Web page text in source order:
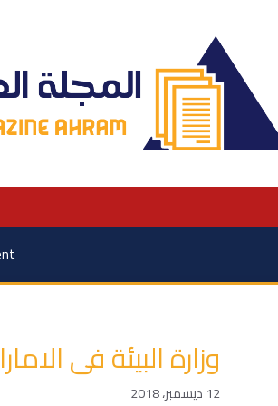
وزارة البيئة فى
12 ديسمبر، 2018